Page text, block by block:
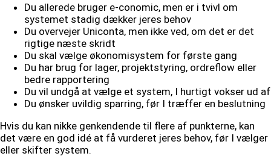
Du allerede bruger e-conomic, men er i tvivl om
systemet stadig dækker jeres behov
Du overvejer Uniconta, men ikke ved, om det er det
rigtige næste skridt
Du skal vælge økonomisystem for første gang
Du har brug for lager, projektstyring, ordreflow eller
bedre rapportering
Du vil undgå at vælge et system, I hurtigt vokser ud af
Du ønsker uvildig sparring, før I træffer en beslutning
Hvis du kan nikke genkendende til flere af punkterne, kan
det være en god idé at få vurderet jeres behov, før I vælger
eller skifter system.